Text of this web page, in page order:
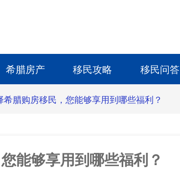
希腊房产 移民攻略 移民问答
希腊购房移民，您能够享用到哪些福利？
能够享用到哪些福利？